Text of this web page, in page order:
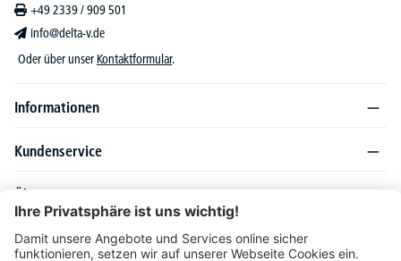
+49 2339 / 909 501
info@delta-v.de
Oder über unser Kontaktformular.
Informationen
Kundenservice
Über DELTA-V
Produktsortiment